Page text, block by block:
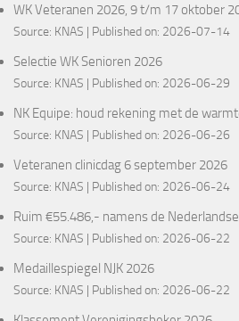
WK Veteranen 2026, 9 t/m 17 oktober
Source: KNAS Published on: 2026-07-14
Selectie WK Senioren 2026
Source: KNAS Published on: 2026-06-29
NK Equipe: houd rekening met de
Source: KNAS Published on: 2026-06-26
Veteranen clinicdag 6 september 2026
Source: KNAS Published on: 2026-06-24
Ruim €55.486,- namens de
Source: KNAS Published on: 2026-06-22
Medaillespiegel NJK 2026
Source: KNAS Published on: 2026-06-22